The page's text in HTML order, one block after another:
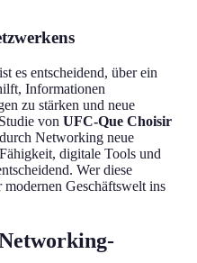
es entscheidend, über ein
Informationen
zu stärken und neue
von UFC-Que Choisir
Networking neue
digitale Tools und
Wer diese
Geschäftswelt ins